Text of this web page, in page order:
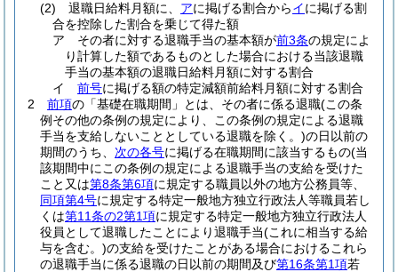
(2)
退職日給料月額に、 アに掲げる割合からイに掲げる割
合を控除した割合を乗じて得た額
ア
その者に対する退職手当の基本額が前3条の規定によ
り計算した額であるものとした場合における当該退職
手当の基本額の退職日給料月額に対する割合
イ
前号に掲げる額の特定減額前給料月額に対する割合
2
前項の「基礎在職期間」とは、その者に係る退職(この条
例その他の条例の規定により、この条例の規定による退職
手当を支給しないこととしている退職を除く。)の日以前の
期間のうち、 次の各号に掲げる在職期間に該当するもの(当
該期間中にこの条例の規定による退職手当の支給を受けた
こと又は第8条第6項に規定する職員以外の地方公務員等、
同項第4号に規定する特定一般地方独立行政法人等職員若し
くは第11条の2第1項に規定する特定一般地方独立行政法人
役員として退職したことにより退職手当(これに相当する給
与を含む。)の支給を受けたことがある場合におけるこれら
の退職手当に係る退職の日以前の期間及び第16条第1項若